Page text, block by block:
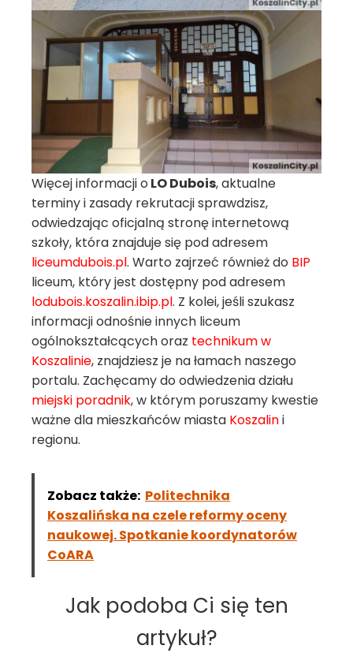
Więcej informacji o LO Dubois, aktualne
terminy i zasady rekrutacji sprawdzisz,
odwiedzając oficjalną stronę internetową
szkoły, która znajduje się pod adresem
liceumdubois.pl. Warto zajrzeć również do BIP
liceum, który jest dostępny pod adresem
lodubois.koszalin.ibip.pl. Z kolei, jeśli szukasz
informacji odnośnie innych liceum
ogólnokształcących oraz technikum w
Koszalinie, znajdziesz je na łamach naszego
portalu. Zachęcamy do odwiedzenia działu
miejski poradnik, w którym poruszamy kwestie
ważne dla mieszkańców miasta Koszalini
regionu.
Zobacz także: Politechnika
Koszalińska na czele reformy oceny
naukowej. Spotkanie koordynatorów
CoARA
Jak podoba Ci się ten
artykuł?